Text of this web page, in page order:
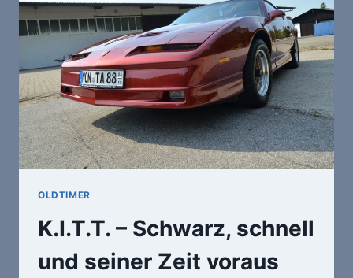
STILLE
VERSCHWINDEN
DER
KLAPPSCHEINWERFER
OLDTIMER
K.I.T.T. – Schwarz, schnell
und seiner Zeit voraus